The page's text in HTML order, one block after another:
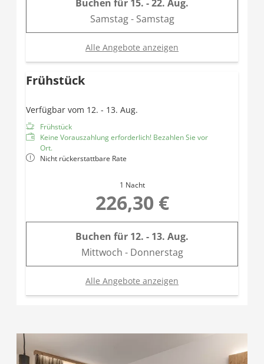
Buchen für 15. - 22. Aug.
Samstag - Samstag
Alle Angebote anzeigen
Frühstück
Verfügbar vom 12. - 13. Aug.
Frühstück
Keine Vorauszahlung erforderlich! Bezahlen Sie vor
Ort.
Nicht rückerstattbare Rate
1 Nacht
226,30 €
Buchen für 12. - 13. Aug.
Mittwoch - Donnerstag
Alle Angebote anzeigen